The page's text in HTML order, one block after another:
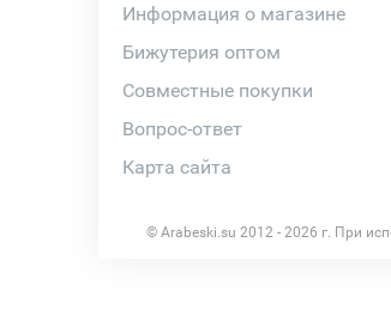
Информация о магазине
Бижутерия оптом
Совместные покупки
Вопрос-ответ
Карта сайта
© Arabeski.su 2012 - 2026 г. При